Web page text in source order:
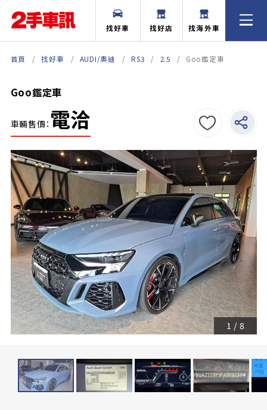
找好車 找好店 找海外車
首頁 找好車 AUDI/奧迪 RS3 2.5 Goo鑑定車
Goo鑑定車
車輛售價： 電洽
1 / 8